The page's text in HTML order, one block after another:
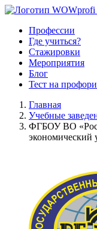
Профессии
Где учиться?
Стажировки
Мероприятия
Блог
Тест на
Главная
Учебные
ФГБОУ ВО
экономический